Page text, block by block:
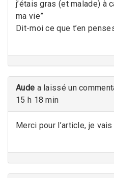
j’étais gras (et malade) à
ma vie”
Dit-moi ce que t’en
Aude a laissé un
15 h 18 min
Merci pour l’article, je